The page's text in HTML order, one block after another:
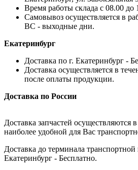
Время работы склада с 08.00 до
Самовывоз осуществляется в
ВС - выходные дни.
Екатеринбург
Доставка по г. Екатеринбург -
Доставка осуществляется в
после оплаты продукции.
Доставка по России
Доставка запчастей осуществляются
наиболее удобной для Вас
Доставка до терминала
Екатеринбург - Бесплатно.